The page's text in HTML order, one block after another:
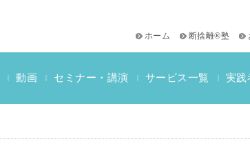
ホーム 断捨離®塾
| 動画 | セミナー・講演 | サービス一覧
おススメ書籍
教材一覧
断捨離検定情報
| 実践
断
動